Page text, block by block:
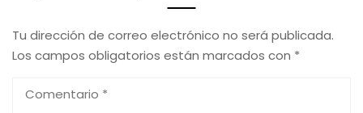
Tu dirección de correo electrónico no será publicada.
Los campos obligatorios están marcados con *